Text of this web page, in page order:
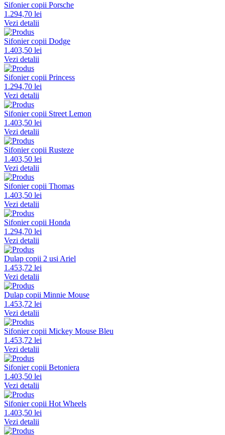
Sifonier copii Porsche
1.294,70 lei
Vezi detalii
Sifonier copii Dodge
1.403,50 lei
Vezi detalii
Sifonier copii Princess
1.294,70 lei
Vezi detalii
Sifonier copii Street Lemon
1.403,50 lei
Vezi detalii
Sifonier copii Rusteze
1.403,50 lei
Vezi detalii
Sifonier copii Thomas
1.403,50 lei
Vezi detalii
Sifonier copii Honda
1.294,70 lei
Vezi detalii
Dulap copii 2 usi Ariel
1.453,72 lei
Vezi detalii
Dulap copii Minnie Mouse
1.453,72 lei
Vezi detalii
Sifonier copii Mickey Mouse Bleu
1.453,72 lei
Vezi detalii
Sifonier copii Betoniera
1.403,50 lei
Vezi detalii
Sifonier copii Hot Wheels
1.403,50 lei
Vezi detalii